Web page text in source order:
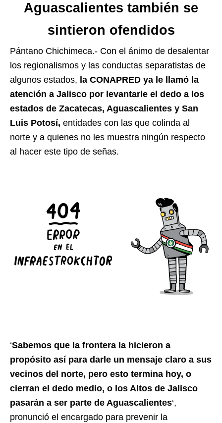
Aguascalientes también se
sintieron ofendidos
Pántano Chichimeca.- Con el ánimo de desalentar
los regionalismos y las conductas separatistas de
algunos estados, la CONAPRED ya le llamó la
atención a Jalisco por levantarle el dedo a los
estados de Zacatecas, Aguascalientes y San
Luis Potosí, entidades con las que colinda al
norte y a quienes no les muestra ningún respecto
al hacer este tipo de señas.
‘Sabemos que la frontera la hicieron a
propósito así para darle un mensaje claro a sus
vecinos del norte, pero esto termina hoy, o
cierran el dedo medio, o los Altos de Jalisco
pasarán a ser parte de Aguascalientes‘,
pronunció el encargado para prevenir la